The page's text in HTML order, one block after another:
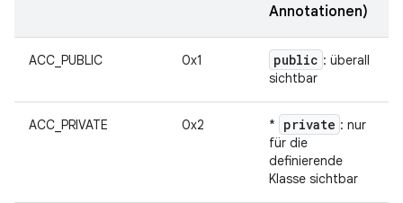
Annotationen)
ACC_PUBLIC 0x1 public : überall
sichtbar
ACC_PRIVATE 0x2 * private : nur
für die
definierende
Klasse sichtbar